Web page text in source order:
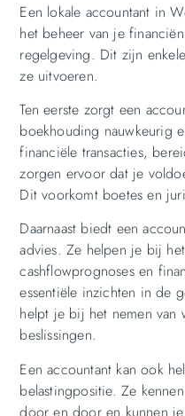
Een lokale accountant in
het beheer van je
regelgeving. Dit zijn
ze uitvoeren.
Ten eerste zorgt een
boekhouding nauwkeurig
financiële transacties,
zorgen ervoor dat je
Dit voorkomt boetes en
Daarnaast biedt een
advies. Ze helpen je bij
cashflowprognoses en
essentiële inzichten in de
helpt je bij het nemen van
beslissingen.
Een accountant kan ook
belastingpositie. Ze
door en door en kunnen